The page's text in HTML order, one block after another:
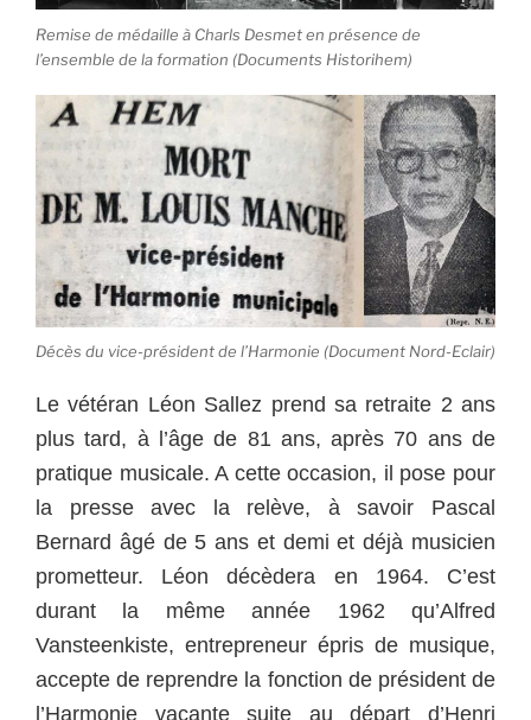
Remise de médaille à Charls Desmet en présence de
l’ensemble de la formation (Documents Historihem)
Décès du vice-président de l’Harmonie (Document Nord-Eclair)
Le vétéran Léon Sallez prend sa retraite 2 ans
plus tard, à l’âge de 81 ans, après 70 ans de
pratique musicale. A cette occasion, il pose pour
la presse avec la relève, à savoir Pascal
Bernard âgé de 5 ans et demi et déjà musicien
prometteur. Léon décèdera en 1964. C’est
durant la même année 1962 qu’Alfred
Vansteenkiste, entrepreneur épris de musique,
accepte de reprendre la fonction de président de
l’Harmonie vacante suite au départ d’Henri